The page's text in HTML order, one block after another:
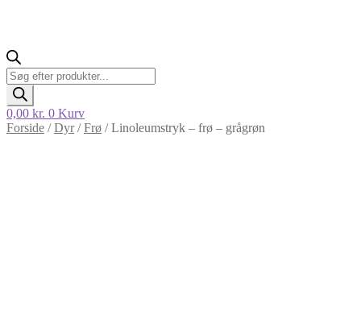
Products
search
0,00 kr. 0 Kurv
Forside /Dyr/Frø /Linoleumstryk – frø – grågrøn